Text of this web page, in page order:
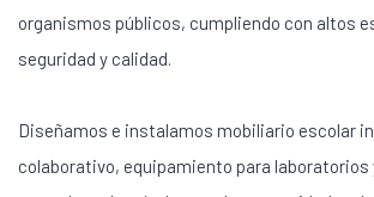
organismos públicos, cumpliendo con altos
seguridad y calidad.
Diseñamos e instalamos mobiliario escolar
colaborativo, equipamiento para laboratorios